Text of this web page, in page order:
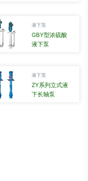
液下泵
GBY型浓硫酸
液下泵
液下泵
ZY系列立式液
下长轴泵